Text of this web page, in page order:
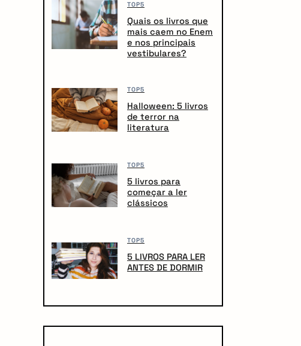
TOP5
Quais os livros que
mais caem no Enem
e nos principais
vestibulares?
TOP5
Halloween: 5 livros
de terror na
literatura
TOP5
5 livros para
começar a ler
clássicos
TOP5
5 LIVROS PARA LER
ANTES DE DORMIR